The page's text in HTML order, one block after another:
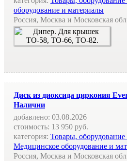
оборудование и материалы
Россия, Москва и Московская
Диск из диоксида циркония
Наличии
добавлено: 03.08.2026
стоимость: 13 950 руб.
категория: Товары,
Медицинское оборудование и
Россия, Москва и Московская